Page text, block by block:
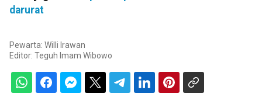
darurat
Pewarta: Willi Irawan
Editor: Teguh Imam Wibowo